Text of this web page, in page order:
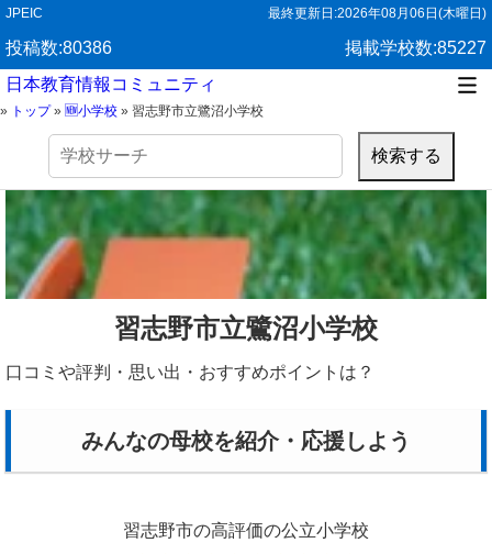
JPEIC 最終更新日:2026年08月06日(木曜日)
投稿数:80386
掲載学校数:85227
日本教育情報コミュニティ
» トップ» 🆕小学校 » 習志野市立鷺沼小学校
検
習志野市立鷺沼小学校
口コミや評判・思い出・おすすめポイントは？
みんなの母校を紹介・応援しよう
習志野市の高評価の公立小学校